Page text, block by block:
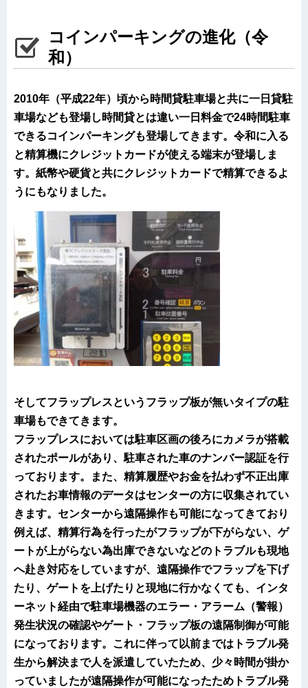
コインパーキングの進化（令
和）
2010年（平成22年）頃から時間貸駐車場と共に一日貸駐
車場なども登場し時間貸とは違い一日料金で24時間駐車
できるコインパーキングも登場してきます。令和に入る
と精算機にクレジットカードが使える端末が登場しま
す。紙幣や硬貨と共にクレジットカードで精算できるよ
うにもなりました。
そしてフラップレスというフラップ板が無いタイプの駐
車場もできてきます。
フラップレスにおいては駐車区画の後ろにカメラが搭載
されたポールがあり、駐車された車のナンバー認証を行
っております。また、精算履歴やお金を払わず不正出庫
されたお車情報のデータはセンターの方に収集されてい
きます。センターから遠隔操作も可能になってきており
例えば、精算行為を行ったがフラップが下がらない、ゲ
ートが上がらない為出庫できないなどのトラブルも現地
へ赴き対応をしていますが、遠隔操作でフラップを下げ
たり、ゲートを上げたりと現地に行かなくても、インタ
ーネット経由で駐車場機器のエラー・アラーム（警報）
発生状況の確認やゲート・フラップ板の遠隔制御が可能
になっております。これに伴って以前まではトラブル発
生から解決まで人を派遣していたため、少々時間が掛か
っていましたが遠隔操作が可能になったためトラブル発